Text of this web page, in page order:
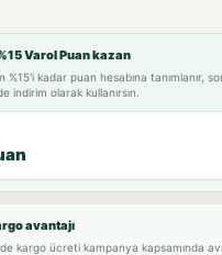
Varol Puan kazan
%15'i kadar puan hesabına tanımlanır,
indirim olarak kullanırsın.
avantajı
kargo ücreti kampanya kapsamında